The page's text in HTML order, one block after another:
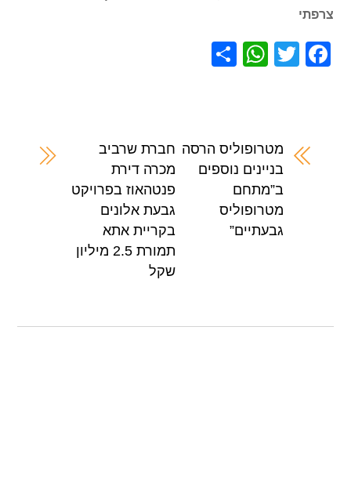
צרפתי
F
b
T
W
A
p
p
מטרופוליס הרסה
בניינים נוספים
ב”מתחם
מטרופוליס
גבעתיים”
חברת שרביב
מכרה דירת
פנטהאוז בפרויקט
גבעת אלונים
בקריית אתא
תמורת 2.5 מיליון
שקל